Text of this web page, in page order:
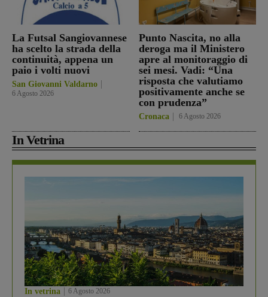
La Futsal Sangiovannese
ha scelto la strada della
continuità, appena un
paio i volti nuovi
San Giovanni Valdarno
6 Agosto 2026
Punto Nascita, no alla
deroga ma il Ministero
apre al monitoraggio di
sei mesi. Vadi: “Una
risposta che valutiamo
positivamente anche se
con prudenza”
Cronaca 6 Agosto 2026
In Vetrina
In vetrina 6 Agosto 2026